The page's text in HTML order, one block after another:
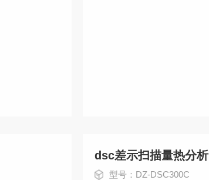
dsc差示扫描量热分析
型号：DZ-DSC300C